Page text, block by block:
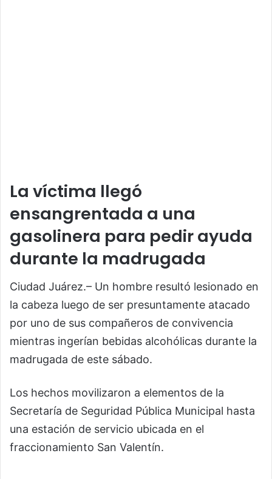
La víctima llegó
ensangrentada a una
gasolinera para pedir ayuda
durante la madrugada
Ciudad Juárez.– Un hombre resultó lesionado en
la cabeza luego de ser presuntamente atacado
por uno de sus compañeros de convivencia
mientras ingerían bebidas alcohólicas durante la
madrugada de este sábado.
Los hechos movilizaron a elementos de la
Secretaría de Seguridad Pública Municipal hasta
una estación de servicio ubicada en el
fraccionamiento San Valentín.